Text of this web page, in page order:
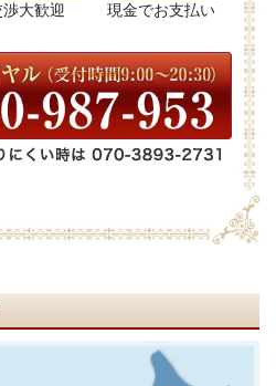
渉大歓迎 現金でお支払い